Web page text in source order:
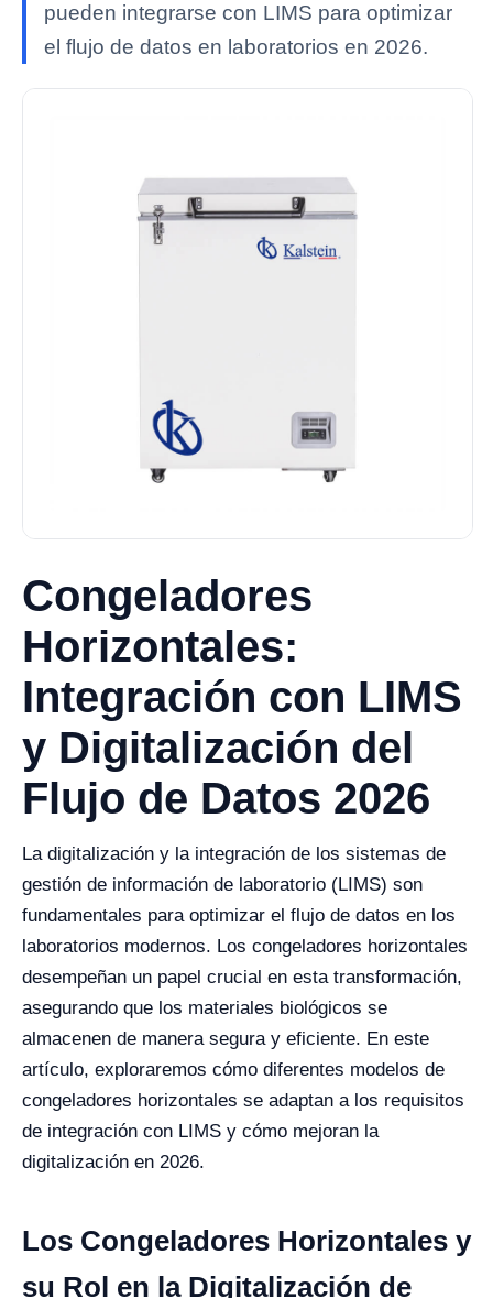
pueden integrarse con LIMS para optimizar
el flujo de datos en laboratorios en 2026.
Congeladores
Horizontales:
Integración con LIMS
y Digitalización del
Flujo de Datos 2026
La digitalización y la integración de los sistemas de
gestión de información de laboratorio (LIMS) son
fundamentales para optimizar el flujo de datos en los
laboratorios modernos. Los congeladores horizontales
desempeñan un papel crucial en esta transformación,
asegurando que los materiales biológicos se
almacenen de manera segura y eficiente. En este
artículo, exploraremos cómo diferentes modelos de
congeladores horizontales se adaptan a los requisitos
de integración con LIMS y cómo mejoran la
digitalización en 2026.
Los Congeladores Horizontales y
su Rol en la Digitalización de